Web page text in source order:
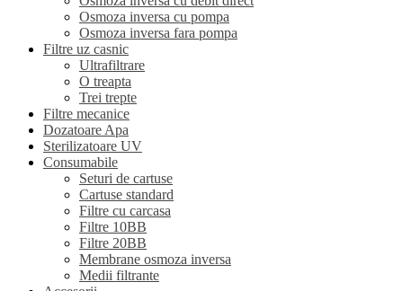
Osmoza inversa cu pompa
Osmoza inversa fara pompa
Filtre uz casnic
Ultrafiltrare
O treapta
Trei trepte
Filtre mecanice
Dozatoare Apa
Sterilizatoare UV
Consumabile
Seturi de cartuse
Cartuse standard
Filtre cu carcasa
Filtre 10BB
Filtre 20BB
Membrane osmoza inversa
Medii filtrante